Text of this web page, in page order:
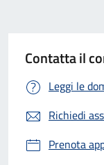
Contatta il
Leggi le
Richiedi
Prenota